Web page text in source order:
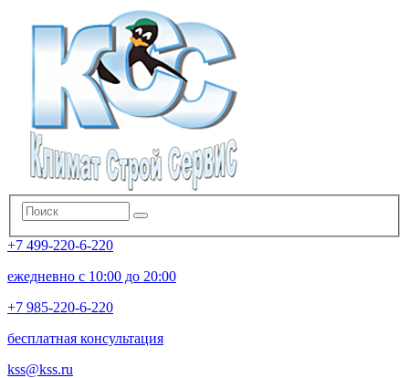
+7 499-220-6-220
ежедневно с 10:00 до 20:00
+7 985-220-6-220
бесплатная консультация
kss@kss.ru